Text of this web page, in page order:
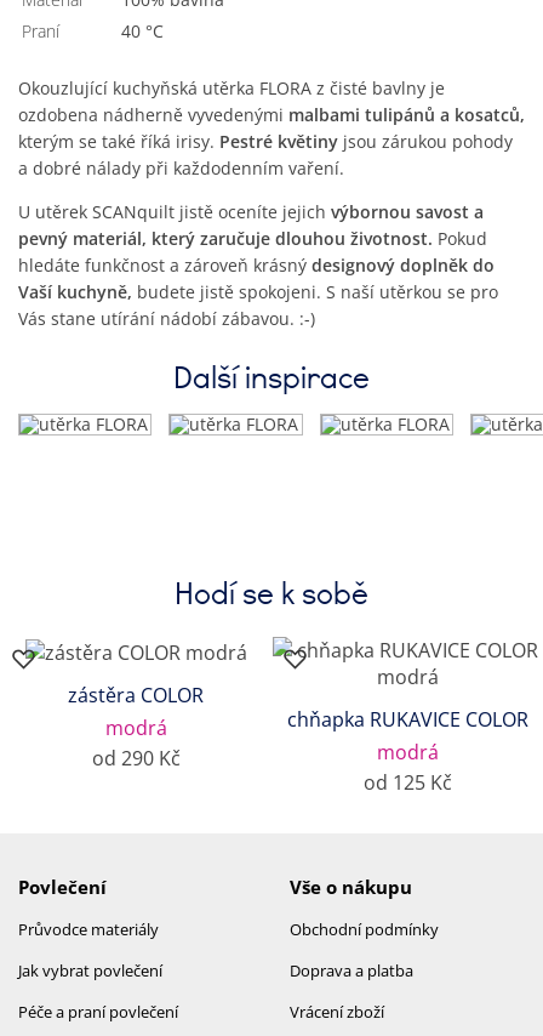
Praní
40 °C
Okouzlující kuchyňská utěrka FLORA z čisté bavlny je
ozdobena nádherně vyvedenými malbami tulipánů a kosatců,
kterým se také říká irisy. Pestré květiny jsou zárukou pohody
a dobré nálady při každodenním vaření.
U utěrek SCANquilt jistě oceníte jejich výbornou savost a
pevný materiál, který zaručuje dlouhou životnost. Pokud
hledáte funkčnost a zároveň krásný designový doplněk do
Vaší kuchyně, budete jistě spokojeni. S naší utěrkou se pro
Vás stane utírání nádobí zábavou. :-)
Další inspirace
Hodí se k sobě
zástěra COLOR
modrá
od 290 Kč
chňapka RUKAVICE COLOR
modrá
od 125 Kč
Povlečení
Průvodce materiály
Jak vybrat povlečení
Péče a praní povlečení
Vše o nákupu
Obchodní podmínky
Doprava a platba
Vrácení zboží